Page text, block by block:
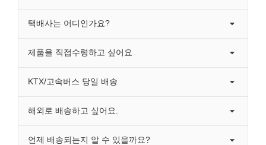
택배사는 어디인가요?
제품을 직접수령하고 싶어요
KTX/고속버스 당일 배송
해외로 배송하고 싶어요.
언제 배송되는지 알 수 있을까요?